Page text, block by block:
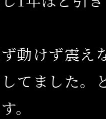
動けず震え
てました。
。